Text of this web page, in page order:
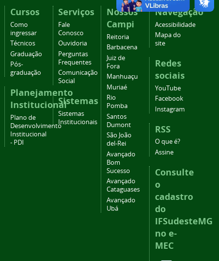
Cursos
Como
ingressar
Técnicos
Graduação
Pós-
graduação
Planejamento
Institucional
Plano de
Desenvolvimento
Institucional
- PDI
Serviços
Fale
Conosco
Ouvidoria
Perguntas
Frequentes
Comunicação
Social
Sistemas
Sistemas
Institucionais
Nossos
Campi
Reitoria
Barbacena
Juiz de
Fora
Manhuaçu
Muriaé
Rio
Pomba
Santos
Dumont
São João
del-Rei
Avançado
Bom
Sucesso
Avançado
Cataguases
Avançado
Ubá
Navegação
Acessibilidade
Mapa do
site
Redes
sociais
YouTube
Facebook
Instagram
RSS
O que é?
Assine
Consulte
o
cadastro
do
IFSudesteMG
no e-
MEC